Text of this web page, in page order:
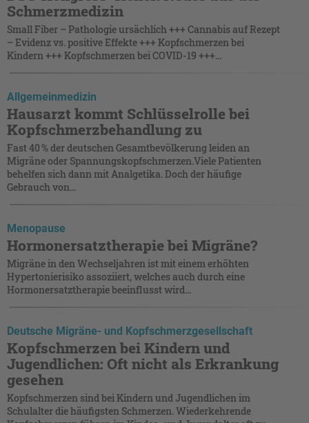
Schmerzmedizin
Small Fiber – Pathologie ursächlich +++ Cannabis auf Rezept
– Evidenz vs. positive Effekte +++ Kopfschmerzen bei
Kindern +++ Kopfschmerzen bei COVID-19 +++...
Allgemeinmedizin
Hausarzt kommt Schlüsselrolle bei
Kopfschmerzbehandlung zu
Fast 40 % der deutschen Gesamtbevölkerung ­leiden an
Migräne oder Spannungskopfschmerzen.Viele Patienten
behelfen sich dann mit Analgetika. Doch der häufige
Gebrauch von...
Menopause
Hormonersatztherapie bei Migräne?
Migräne in den Wechseljahren ist mit einem erhöhten
Hypertonierisiko assoziiert, welches auch durch eine
Hormonersatztherapie beeinflusst wird...
Deutsche Migräne- und Kopfschmerzgesellschaft
Kopfschmerzen bei Kindern und
Jugendlichen: Oft nicht als Erkrankung
gesehen
Kopfschmerzen sind bei Kindern und Jugendlichen im
Schulalter die häufigsten Schmerzen. Wiederkehrende